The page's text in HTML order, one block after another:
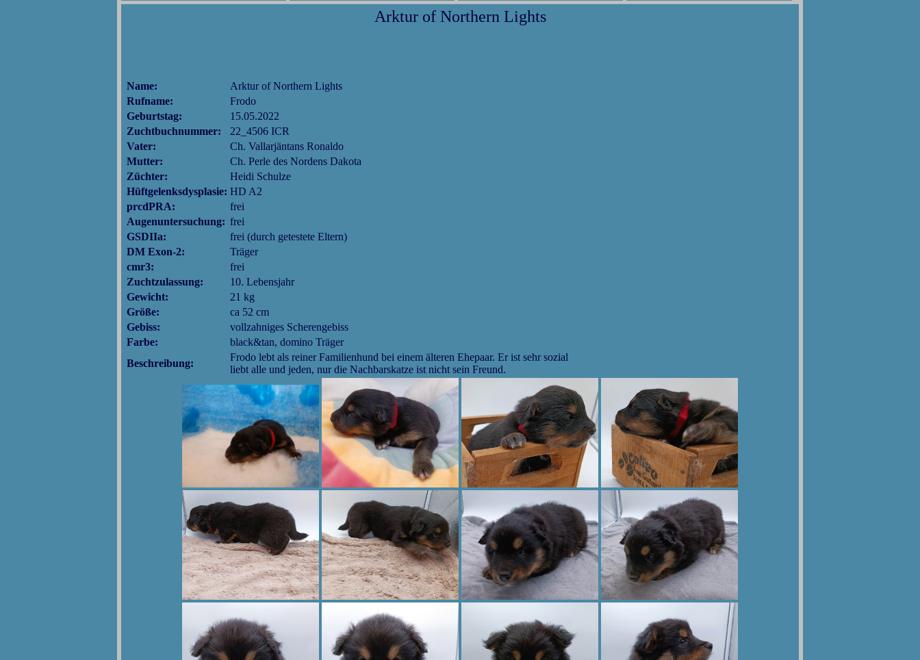
Arktur of Northern Lights
Name:
Arktur of Northern Lights
Rufname:
Frodo
Geburtstag:
15.05.2022
Zuchtbuchnummer:
22_4506 ICR
Vater:
Ch. Vallarjäntans Ronaldo
Mutter:
Ch. Perle des Nordens Dakota
Züchter:
Heidi Schulze
Hüftgelenksdysplasie: HD A2
prcdPRA:
frei
Augenuntersuchung: frei
GSDIIa:
frei (durch getestete Eltern)
DM Exon-2:
Träger
cmr3:
frei
Zuchtzulassung:
10. Lebensjahr
Gewicht:
21 kg
Größe:
ca 52 cm
Gebiss:
vollzahniges Scherengebiss
Farbe:
black&tan, domino Träger
Beschreibung:
Frodo lebt als reiner Familienhund bei einem älteren Ehepaar. Er ist sehr sozial
liebt alle und jeden, nur die Nachbarskatze ist nicht sein Freund.